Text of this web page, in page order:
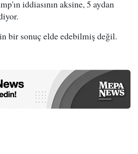
iddiasının aksine, 5 aydan
bir sonuç elde edebilmiş değil.